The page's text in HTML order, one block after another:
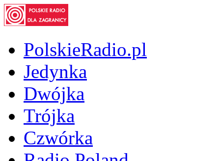
PolskieRadio.pl
Jedynka
Dwójka
Trójka
Czwórka